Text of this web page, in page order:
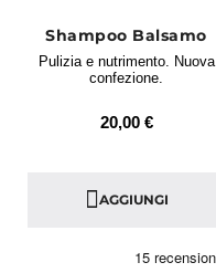
Shampoo Balsamo
Pulizia e nutrimento. Nuova
confezione.
20,00 €
AGGIUNGI